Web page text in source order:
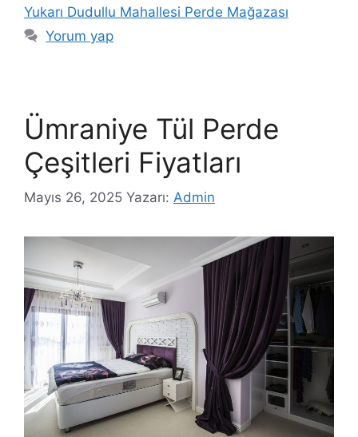
Yukarı Dudullu Mahallesi Perde Mağazası
Yorum yap
Ümraniye Tül Perde
Çeşitleri Fiyatları
Mayıs 26, 2025 Yazarı: Admin